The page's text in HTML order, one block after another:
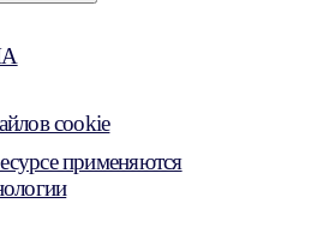
cookie
применяются